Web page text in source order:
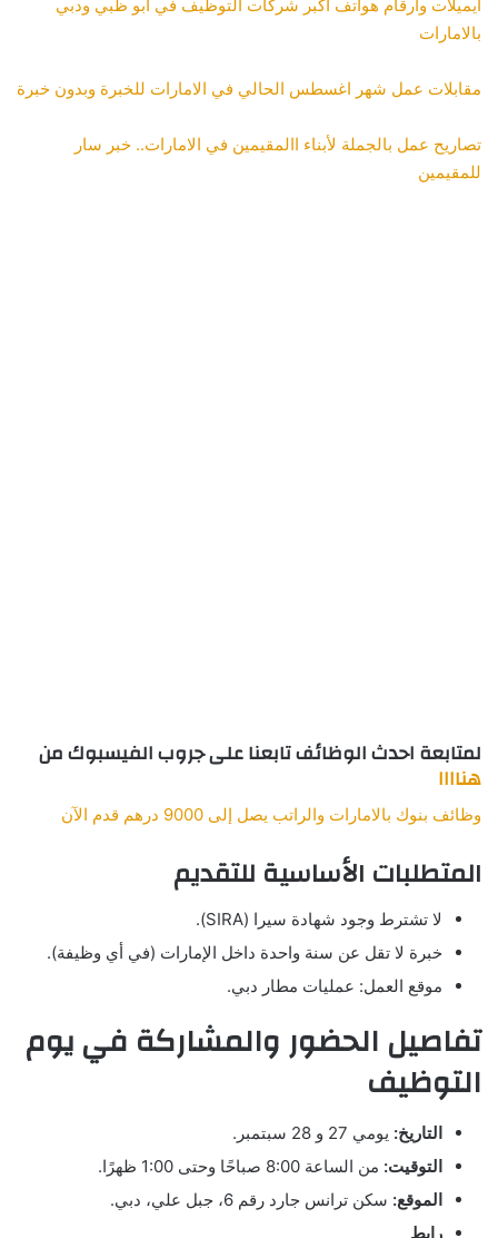
ايميلات وأرقام هواتف أكبر شركات التوظيف في أبو ظبي ودبي
بالامارات
مقابلات عمل شهر اغسطس الحالي في الامارات للخبرة وبدون خبرة
تصاريح عمل بالجملة لأبناء االمقيمين في الامارات.. خبر سار
للمقيمين
لمتابعة احدث الوظائف تابعنا على جروب الفيسبوك من
هناااا
وظائف بنوك بالامارات والراتب يصل إلى 9000 درهم قدم الآن
المتطلبات الأساسية للتقديم
لا تشترط وجود شهادة سيرا (SIRA).
خبرة لا تقل عن سنة واحدة داخل الإمارات (في أي وظيفة).
موقع العمل: عمليات مطار دبي.
تفاصيل الحضور والمشاركة في يوم
التوظيف
التاريخ: يومي 27 و 28 سبتمبر.
التوقيت: من الساعة 8:00 صباحًا وحتى 1:00 ظهرًا.
الموقع: سكن ترانس جارد رقم 6، جبل علي، دبي.
رابط